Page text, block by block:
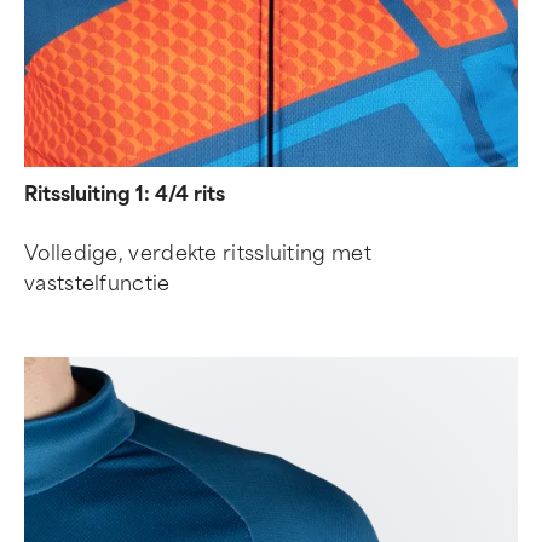
Ritssluiting 1: 4/4 rits
Volledige, verdekte ritssluiting met
vaststelfunctie